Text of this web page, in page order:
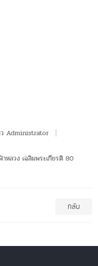
Administrator
หลวง เฉลิมพระเกียรติ 80
กลับ